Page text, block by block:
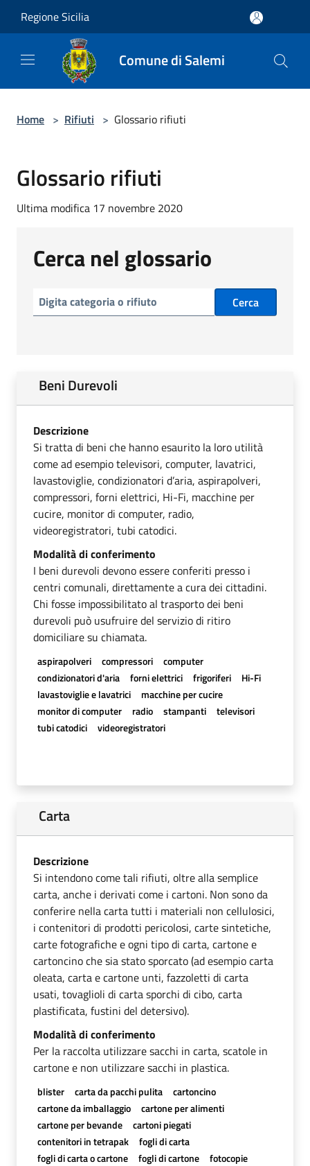
Regione Sicilia
Comune di Salemi
Home > Rifiuti > Glossario rifiuti
Glossario rifiuti
Ultima modifica 17 novembre 2020
Cerca nel glossario
Cerca
Beni Durevoli
Descrizione
Si tratta di beni che hanno esaurito la loro utilità
come ad esempio televisori, computer, lavatrici,
lavastoviglie, condizionatori d’aria, aspirapolveri,
compressori, forni elettrici, Hi-Fi, macchine per
cucire, monitor di computer, radio,
videoregistratori, tubi catodici.
Modalità di conferimento
I beni durevoli devono essere conferiti presso i
centri comunali, direttamente a cura dei cittadini.
Chi fosse impossibilitato al trasporto dei beni
durevoli può usufruire del servizio di ritiro
domiciliare su chiamata.
aspirapolveri compressori
computer
condizionatori d'aria
forni elettrici frigoriferi
Hi-Fi
lavastoviglie e lavatrici
macchine per cucire
monitor di computer
radio stampanti
televisori
tubi catodici
videoregistratori
Carta
Descrizione
Si intendono come tali rifiuti, oltre alla semplice
carta, anche i derivati come i cartoni. Non sono da
conferire nella carta tutti i materiali non cellulosici,
i contenitori di prodotti pericolosi, carte sintetiche,
carte fotografiche e ogni tipo di carta, cartone e
cartoncino che sia stato sporcato (ad esempio carta
oleata, carta e cartone unti, fazzoletti di carta
usati, tovaglioli di carta sporchi di cibo, carta
plastificata, fustini del detersivo).
Modalità di conferimento
Per la raccolta utilizzare sacchi in carta, scatole in
cartone e non utilizzare sacchi in plastica.
blister carta da pacchi pulita
cartoncino
cartone da imballaggio
cartone per alimenti
cartone per bevande
cartoni piegati
contenitori in tetrapak
fogli di carta
fogli di carta o cartone
fogli di cartone
fotocopie